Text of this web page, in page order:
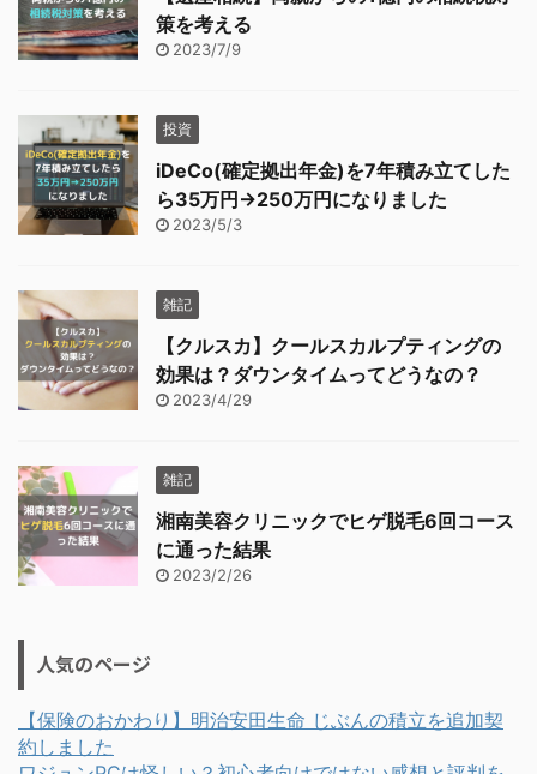
策を考える
2023/7/9
投資
iDeCo(確定拠出年金)を7年積み立てした
ら35万円→250万円になりました
2023/5/3
雑記
【クルスカ】クールスカルプティングの
効果は？ダウンタイムってどうなの？
2023/4/29
雑記
湘南美容クリニックでヒゲ脱毛6回コース
に通った結果
2023/2/26
人気のページ
【保険のおかわり】明治安田生命 じぶんの積立を追加契
約しました